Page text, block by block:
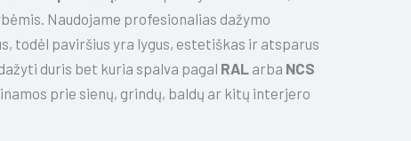
Naudojame profesionalias dažymo
todėl paviršius yra lygus, estetiškas ir atsparus
duris bet kuria spalva pagal RALarba NCS
prie sienų, grindų, baldų ar kitų interjero